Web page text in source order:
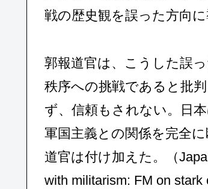
戦の歴史観を誤った方向
郭報道官は、こうした誤
秩序への挑戦であると批
ず、信頼もされない。日
軍国主義との関係を完全
道官は付け加えた。（
with militarism: FM on